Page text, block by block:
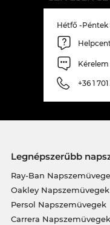
Hétfő -Péntek
+36 1
Legnépszerűbb
Ray-Ban
Oakley Napszemüvegek
Persol Napszemüvegek
Carrera Napszemüvegek